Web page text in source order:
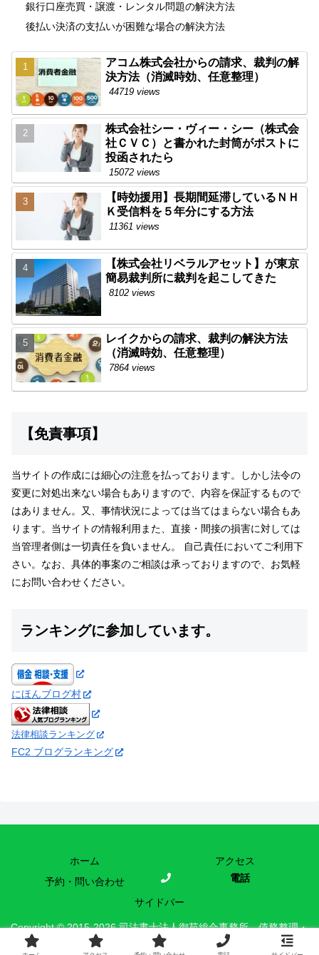
銀行口座売買・譲渡・レンタル問題の解決方法
後払い決済の支払いが困難な場合の解決方法
アコム株式会社からの請求、裁判の解
決方法（消滅時効、任意整理）
44719 views
株式会社シー・ヴィー・シー（株式会
社ＣＶＣ）と書かれた封筒がポストに
投函されたら
15072 views
【時効援用】長期間延滞しているＮＨ
Ｋ受信料を５年分にする方法
11361 views
【株式会社リベラルアセット】が東京
簡易裁判所に裁判を起こしてきた
8102 views
レイクからの請求、裁判の解決方法
（消滅時効、任意整理）
7864 views
【免責事項】
当サイトの作成には細心の注意を払っております。しかし法令の
変更に対処出来ない場合もありますので、内容を保証するもので
はありません。又、事情状況によっては当てはまらない場合もあ
ります。当サイトの情報利用また、直接・間接の損害に対しては
当管理者側は一切責任を負いません。 自己責任においてご利用下
さい。なお、具体的事案のご相談は承っておりますので、お気軽
にお問い合わせください。
ランキングに参加しています。
にほんブログ村
法律相談ランキング
FC2 ブログランキング
ホーム
アクセス
予約・問い合わせ
電話
サイドバー
Copyright © 2015-2026 司法書士法人御苑総合事務所 債務整理・
時効援用の現場 All Rights Reserved.